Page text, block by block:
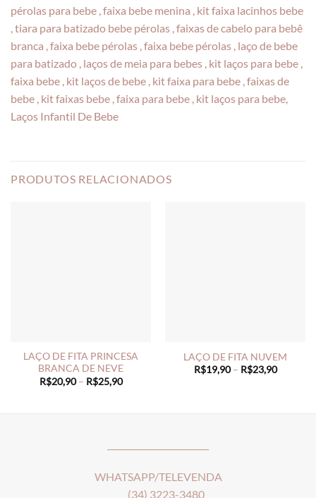
pérolas para bebe , faixa bebe menina , kit faixa lacinhos bebe
, tiara para batizado bebe pérolas , faixas de cabelo para bebê
branca , faixa bebe pérolas , faixa bebe pérolas , laço de bebe
para batizado , laços de meia para bebes , kit laços para bebe ,
faixa bebe , kit laços de bebe , kit faixa para bebe , faixas de
bebe , kit faixas bebe , faixa para bebe , kit laços para bebe,
Laços Infantil De Bebe
PRODUTOS RELACIONADOS
LAÇO DE FITA PRINCESA
BRANCA DE NEVE
R$20,90 – R$25,90Price
LAÇO DE FITA NUVEM
R$19,90 – R$23,90Price
WHATSAPP/TELEVENDA
(34) 3223-3480